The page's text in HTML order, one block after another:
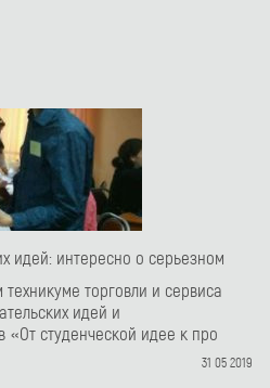
идей: интересно о серьезном
торговли и сервиса
идей и
«От студенческой идее к про
31 05 2019